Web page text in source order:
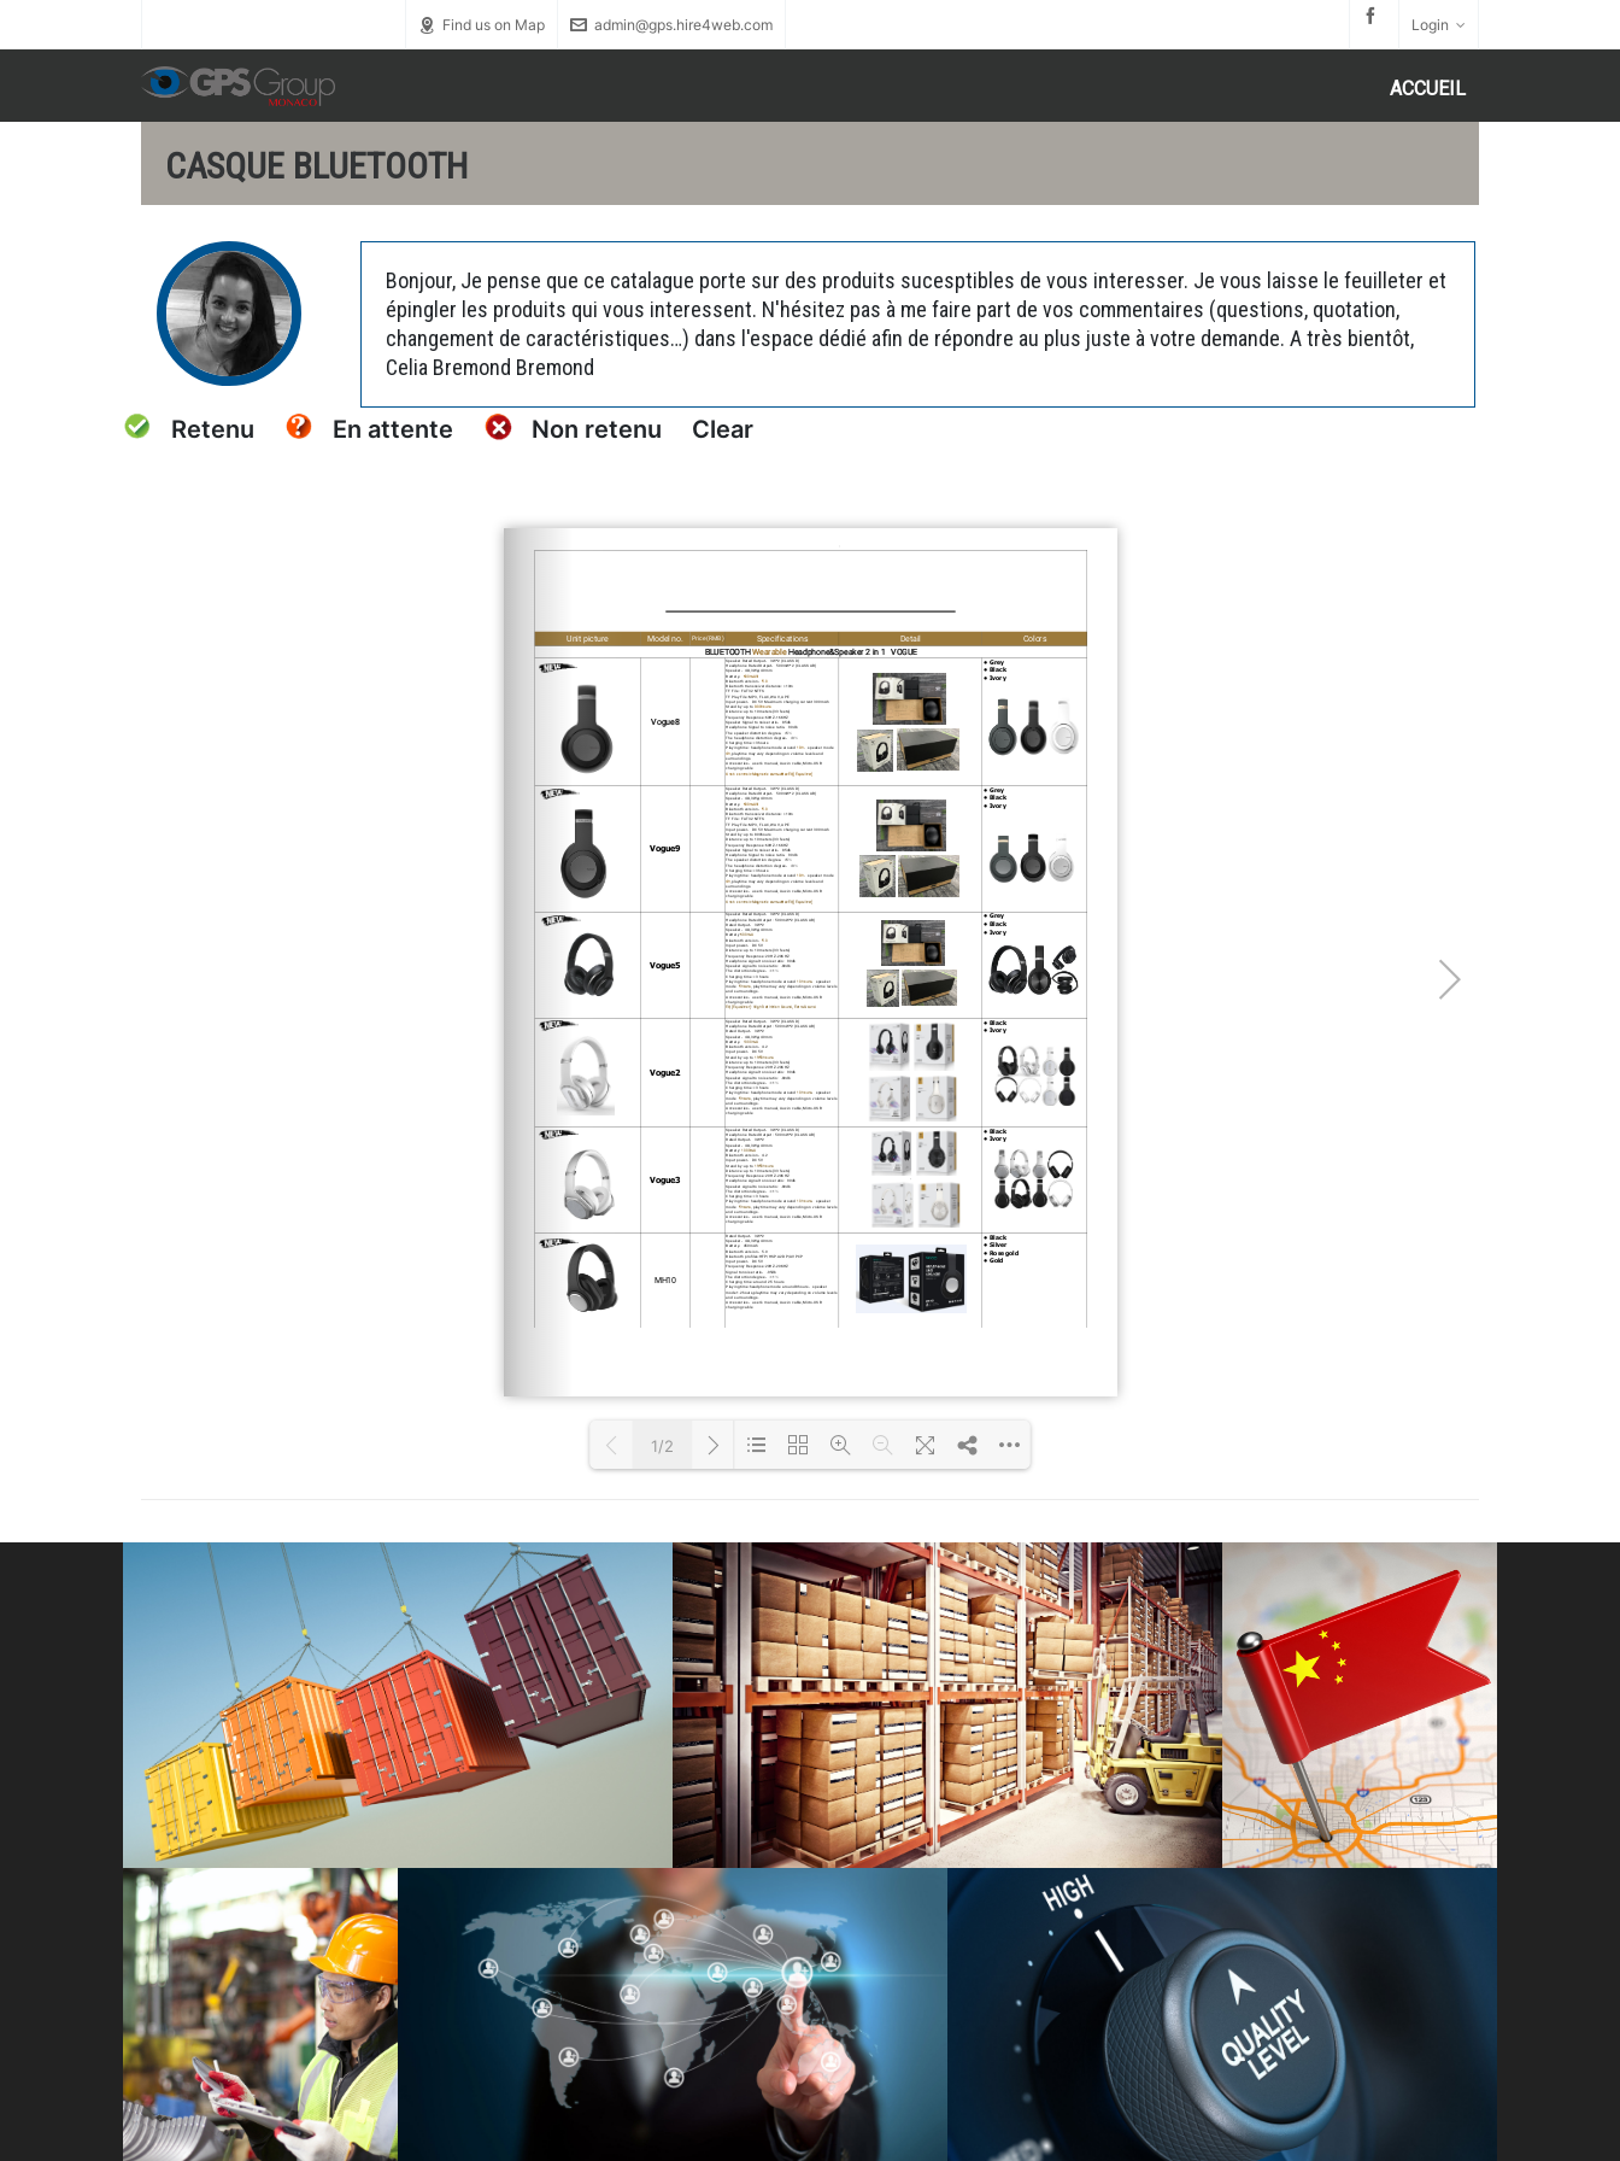
Find us on Map admin@gps.hire4web.com Login
ACCUEIL
CASQUE BLUETOOTH
Retenu En attente Non retenu Clear
Bonjour, Je pense que ce catalague porte sur des produits sucesptibles de vous interesser. Je vous laisse le feuilleter et
épingler les produits qui vous interessent. N'hésitez pas à me faire part de vos commentaires (questions, quotation,
changement de caractéristiques…) dans l'espace dédié afin de répondre au plus juste à votre demande. A très bientôt,
Celia Bremond Bremond
1/2